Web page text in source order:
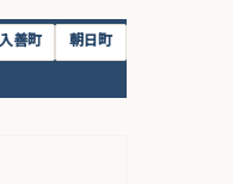
入善町 朝日町